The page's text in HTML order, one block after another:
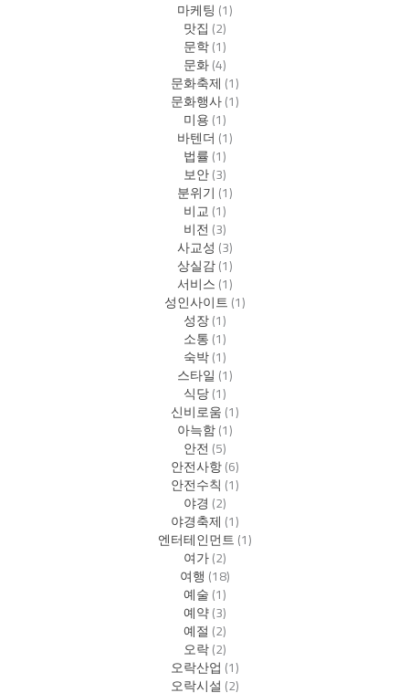
마케팅 (1)
맛집 (2)
문학(1)
문화(4)
문화축제 (1)
문화행사(1)
미용(1)
바텐더 (1)
법률(1)
보안(3)
분위기 (1)
비교(1)
비전(3)
사교성 (3)
상실감(1)
서비스(1)
성인사이트(1)
성장(1)
소통(1)
숙박(1)
스타일 (1)
식당(1)
신비로움(1)
아늑함(1)
안전(5)
안전사항(6)
안전수칙 (1)
야경 (2)
야경축제 (1)
엔터테인먼트(1)
여가(2)
여행 (18)
예술(1)
예약(3)
예절 (2)
오락(2)
오락산업 (1)
오락시설 (2)